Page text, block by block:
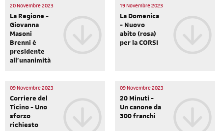
20 Novembre 2023
La Regione -
Giovanna
Masoni
Brenni è
presidente
all’unanimità
19 Novembre 2023
La Domenica
- Nuovo
abito (rosa)
per la CORSI
09 Novembre 2023
Corriere del
Ticino - Uno
sforzo
richiesto
09 Novembre 2023
20 Minuti -
Un canone da
300 franchi